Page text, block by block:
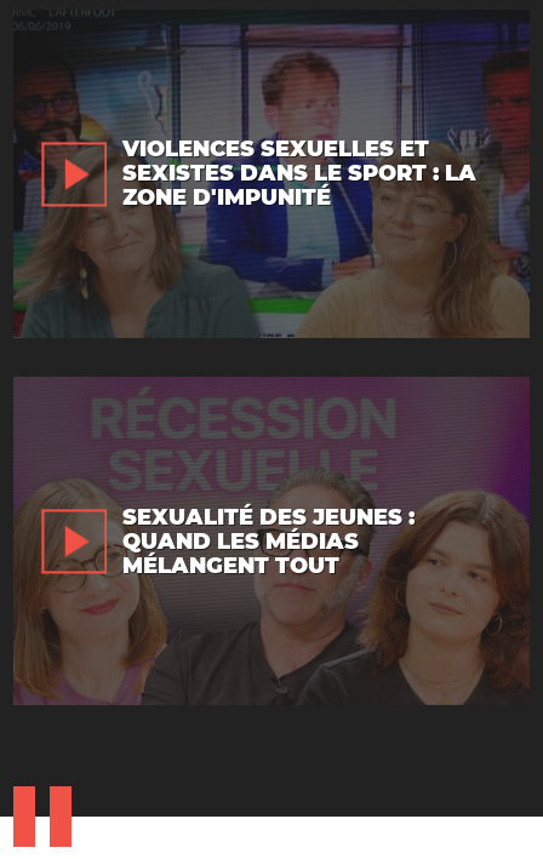
VIOLENCES SEXUELLES ET
SEXISTES DANS LE SPORT : LA
ZONE D'IMPUNITÉ
SEXUALITÉ DES JEUNES :
QUAND LES MÉDIAS
MÉLANGENT TOUT